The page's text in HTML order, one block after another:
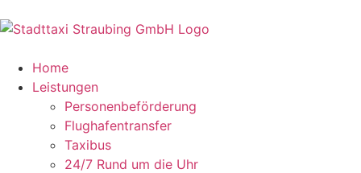
Home
Leistungen
Personenbeförderung
Flughafentransfer
Taxibus
24/7 Rund um die Uhr